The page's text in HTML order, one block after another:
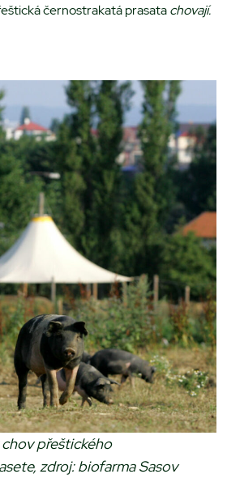
černostrakatá prasatachovají.
přeštického
zdroj: biofarma Sasov